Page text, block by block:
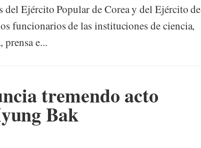
del Ejército Popular de Corea y del Ejército de
funcionarios de las instituciones de ciencia,
e...
tremendo acto
Bak